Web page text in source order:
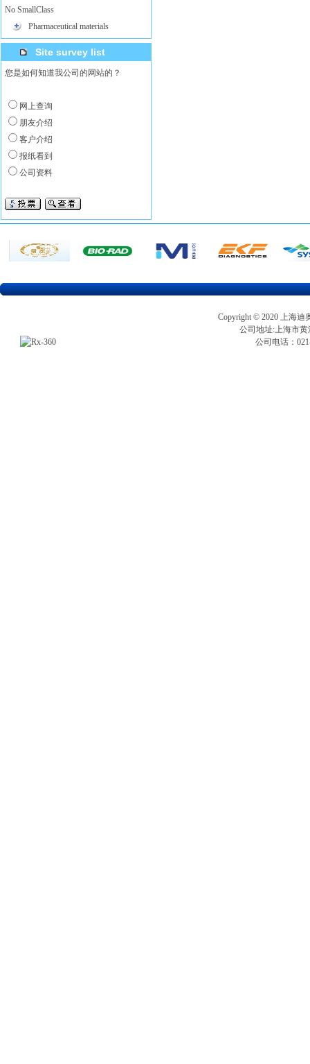
No SmallClass
Pharmaceutical materials
Site survey list
您是如何知道我公司的网站的？
网上查询
朋友介绍
客户介绍
报纸看到
公司资料
Copyright © 2020 上海
公司地址:上海市黄
公司电话：